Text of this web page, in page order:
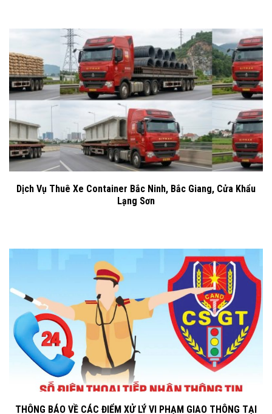
Dịch Vụ Thuê Xe Container Bắc Ninh, Bắc Giang, Cửa Khẩu
Lạng Sơn
THÔNG BÁO VỀ CÁC ĐIỂM XỬ LÝ VI PHẠM GIAO THÔNG TẠI